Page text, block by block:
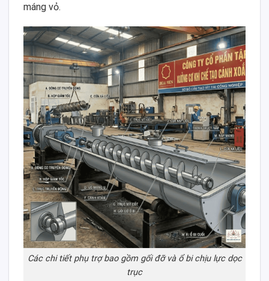
máng vỏ.
Các chi tiết phụ trợ bao gồm gối đỡ và ổ bi chịu lực dọc
trục